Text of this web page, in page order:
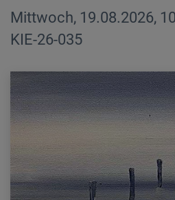
Mittwoch, 19.08.2026,
KIE-26-035